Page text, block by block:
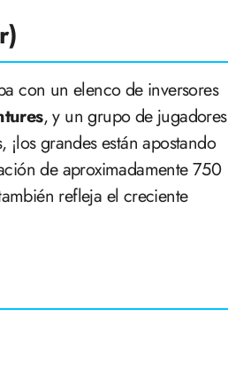
con un elenco de inversores
, y un grupo de jugadores
grandes están apostando
de aproximadamente 750
refleja el creciente